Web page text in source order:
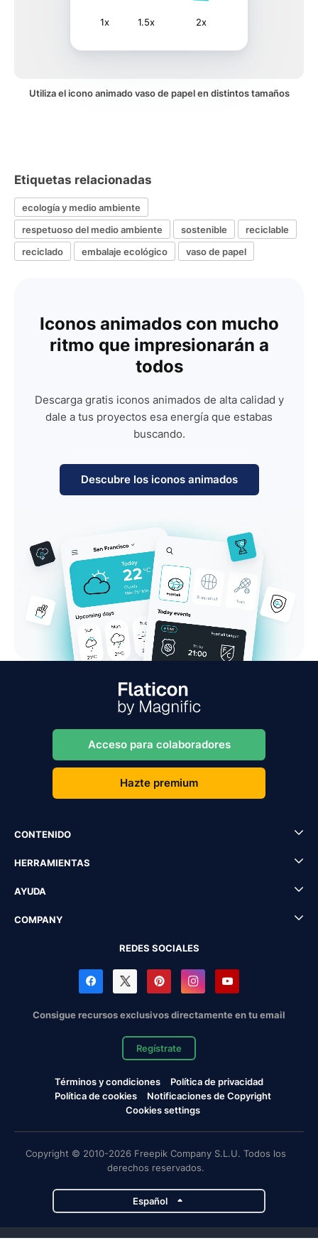
1x 1.5x 2x
Utiliza el icono animado vaso de papel en distintos tamaños
Etiquetas relacionadas
ecología y medio ambiente
respetuoso del medio ambiente
sostenible
reciclable
reciclado
embalaje ecológico vaso de papel
Iconos animados con mucho
ritmo que impresionarán a
todos
Descarga gratis iconos animados de alta calidad y
dale a tus proyectos esa energía que estabas
buscando.
Descubre los iconos animados
Acceso para colaboradores
Hazte premium
CONTENIDO
HERRAMIENTAS
AYUDA
COMPANY
REDES SOCIALES
Consigue recursos exclusivos directamente en tu email
Regístrate
Términos y condiciones
Política de privacidad
Política de cookies
Notificaciones de Copyright
Cookies settings
Copyright © 2010-2026 Freepik Company S.L.U. Todos los
derechos reservados.
Español